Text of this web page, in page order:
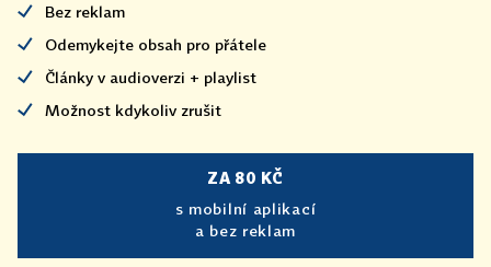
Bez reklam
Odemykejte obsah pro přátele
Články v audioverzi + playlist
Možnost kdykoliv zrušit
ZA 80 KČ
s mobilní aplikací
a bez reklam